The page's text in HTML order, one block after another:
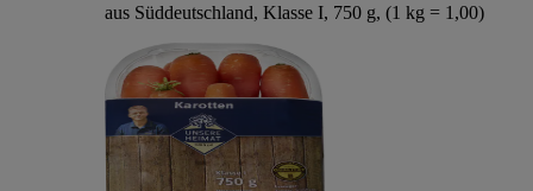
aus Süddeutschland, Klasse I, 750 g, (1 kg = 1,00)